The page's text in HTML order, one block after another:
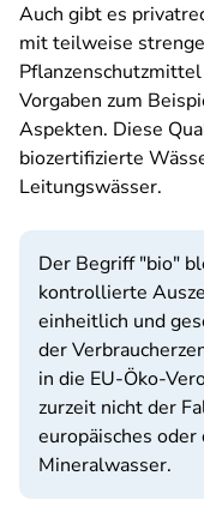
Auch gibt es
mit teilweise
Vorgaben zum
Aspekten. Diese
biozertifizierte
Leitungswässer.
Der Begriff "bio"
kontrollierte
einheitlich und
der
in die EU-Öko-
zurzeit nicht der
europäisches
Mineralwasser.